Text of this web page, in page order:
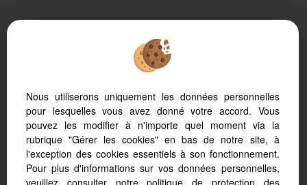
Logiciel immobilier Adapt Immo
Création site immobilier
Référencement site immobilier
Sete (34200)
Frontignan (34110)
Nous utiliserons uniquement les données personnelles
pour lesquelles vous avez donné votre accord. Vous
pouvez les modifier à n'importe quel moment via la
rubrique "Gérer les cookies" en bas de notre site, à
l'exception des cookies essentiels à son fonctionnement.
Pour plus d'informations sur vos données personnelles,
veuillez consulter notre politique de protection des